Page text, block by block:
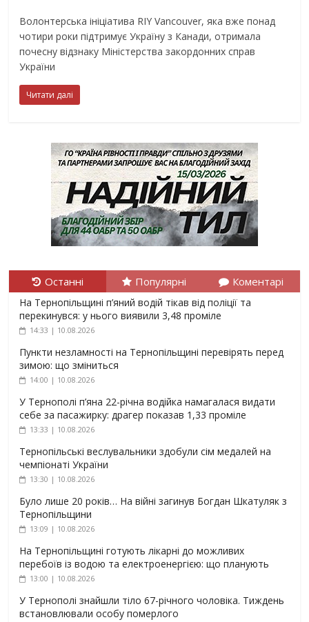
Волонтерська ініціатива RIY Vancouver, яка вже понад
чотири роки підтримує Україну з Канади, отримала
почесну відзнаку Міністерства закордонних справ
України
Читати далі
Останні Популярні Коментарі
На Тернопільщині п’яний водій тікав від поліції та
перекинувся: у нього виявили 3,48 проміле
14:33 | 10.08.2026
Пункти незламності на Тернопільщині перевірять перед
зимою: що зміниться
14:00 | 10.08.2026
У Тернополі п’яна 22-річна водійка намагалася видати
себе за пасажирку: драгер показав 1,33 проміле
13:33 | 10.08.2026
Тернопільські веслувальники здобули сім медалей на
чемпіонаті України
13:30 | 10.08.2026
Було лише 20 років… На війні загинув Богдан Шкатуляк з
Тернопільщини
13:09 | 10.08.2026
На Тернопільщині готують лікарні до можливих
перебоїв із водою та електроенергією: що планують
13:00 | 10.08.2026
У Тернополі знайшли тіло 67-річного чоловіка. Тиждень
встановлювали особу померлого